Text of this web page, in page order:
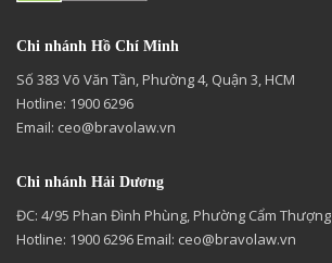
Chi nhánh Hồ Chí Minh
Số 383 Võ Văn Tần, Phường 4, Quận 3, HCM
Hotline: 1900 6296
Email: ceo@bravolaw.vn
Chi nhánh Hải Dương
ĐC: 4/95 Phan Đình Phùng, Phường Cẩm Thượng
Hotline: 1900 6296 Email: ceo@bravolaw.vn